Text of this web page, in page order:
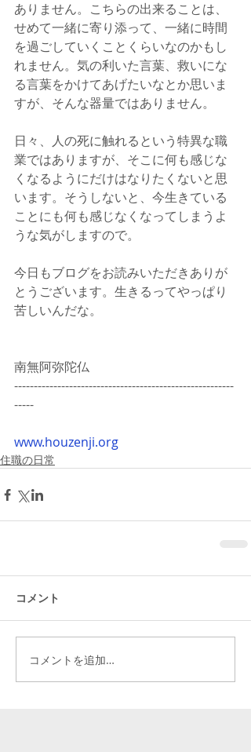
ありません。こちらの出来ることは、
せめて一緒に寄り添って、一緒に時間
を過ごしていくことくらいなのかもし
れません。気の利いた言葉、救いにな
る言葉をかけてあげたいなとか思いま
すが、そんな器量ではありません。
日々、人の死に触れるという特異な職
業ではありますが、そこに何も感じな
くなるようにだけはなりたくないと思
います。そうしないと、今生きている
ことにも何も感じなくなってしまうよ
うな気がしますので。
今日もブログをお読みいただきありが
とうございます。生きるってやっぱり
苦しいんだな。
南無阿弥陀仏
--------------------------------------------------------
-----
www.houzenji.org
住職の日常
コメント
コメントを追加…